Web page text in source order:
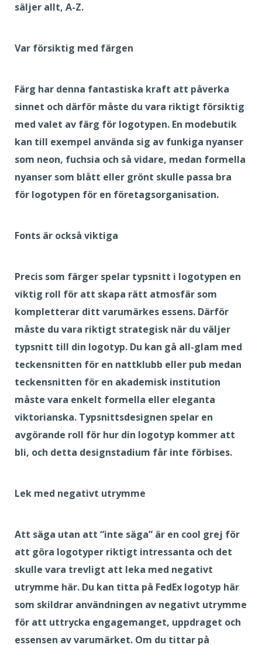
säljer allt, A-Z.
Var försiktig med färgen
Färg har denna fantastiska kraft att påverka
sinnet och därför måste du vara riktigt försiktig
med valet av färg för logotypen. En modebutik
kan till exempel använda sig av funkiga nyanser
som neon, fuchsia och så vidare, medan formella
nyanser som blått eller grönt skulle passa bra
för logotypen för en företagsorganisation.
Fonts är också viktiga
Precis som färger spelar typsnitt i logotypen en
viktig roll för att skapa rätt atmosfär som
kompletterar ditt varumärkes essens. Därför
måste du vara riktigt strategisk när du väljer
typsnitt till din logotyp. Du kan gå all-glam med
teckensnitten för en nattklubb eller pub medan
teckensnitten för en akademisk institution
måste vara enkelt formella eller eleganta
viktorianska. Typsnittsdesignen spelar en
avgörande roll för hur din logotyp kommer att
bli, och detta designstadium får inte förbises.
Lek med negativt utrymme
Att säga utan att “inte säga” är en cool grej för
att göra logotyper riktigt intressanta och det
skulle vara trevligt att leka med negativt
utrymme här. Du kan titta på FedEx logotyp här
som skildrar användningen av negativt utrymme
för att uttrycka engagemanget, uppdraget och
essensen av varumärket. Om du tittar på